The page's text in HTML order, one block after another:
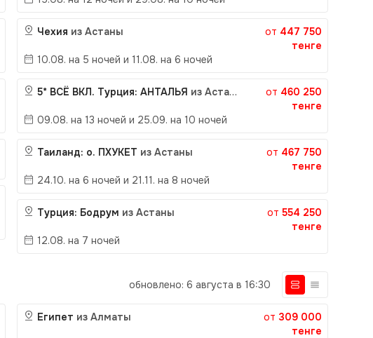
Чехия из Астаны от 447 750
тенге
10.08. на 5 ночей и 11.08. на 6 ночей
5* ВСЁ ВКЛ. Турция: АНТАЛЬЯ из Астаны от 460 250
тенге
09.08. на 13 ночей и 25.09. на 10 ночей
Таиланд: о. ПХУКЕТ из Астаны от 467 750
тенге
24.10. на 6 ночей и 21.11. на 8 ночей
Турция: Бодрум из Астаны от 554 250
тенге
12.08. на 7 ночей
обновлено: 6 августа в 16:30
Египет из Алматы от 309 000
тенге